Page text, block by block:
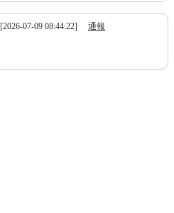
[2026-07-09 08:44:22] 通報